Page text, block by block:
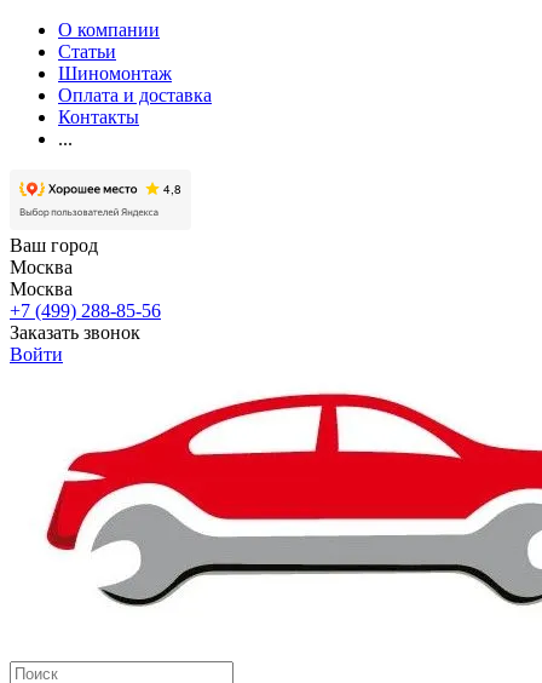
О компании
Статьи
Шиномонтаж
Оплата и доставка
Контакты
...
Ваш город
Москва
Москва
+7 (499) 288-85-56
Заказать звонок
Войти